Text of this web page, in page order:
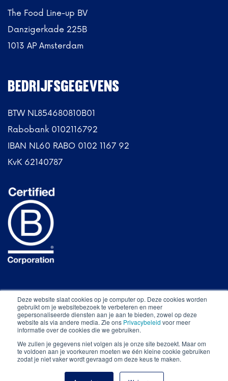
Deze website slaat cookies op je computer op. Deze cookies worden
gebruikt om je websitebezoek te verbeteren en meer
gepersonaliseerde diensten aan je aan te bieden, zowel op deze
website als via andere media. Zie ons Privacybeleid voor meer
informatie over de cookies die we gebruiken.
We zullen je gegevens niet volgen als je onze site bezoekt. Maar om
te voldoen aan je voorkeuren moeten we één kleine cookie gebruiken
zodat je niet vaker wordt gevraagd om deze keus te maken.
The Food Line-up BV
Danzigerkade 225B
1013 AP Amsterdam
BEDRIJFSGEGEVENS
BTW NL854680810B01
Rabobank 0102116792
IBAN NL60 RABO 0102 1167 92
KvK 62140787
Alle rechten voorbehouden © The Food Line-Up
2026.
Privacy statement. Algemene voorwaarden.